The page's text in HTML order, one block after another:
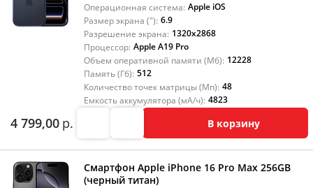
Операционная система: Apple iOS
Размер экрана ("): 6.9
Разрешение экрана: 1320x2868
Процессор: Apple A19 Pro
Объем оперативной памяти (Мб): 12228
Память (Гб): 512
Количество точек матрицы (Мп): 48
Емкость аккумулятора (мА/ч): 4823
4 799,00 р. В корзину
Смартфон Apple iPhone 16 Pro Max 256GB
(черный титан)